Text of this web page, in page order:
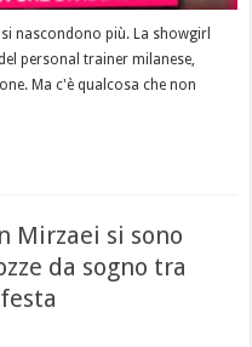
nascondono più. La showgirl
personal trainer milanese,
Ma c'è qualcosa che non
Mirzaei si sono
da sogno tra